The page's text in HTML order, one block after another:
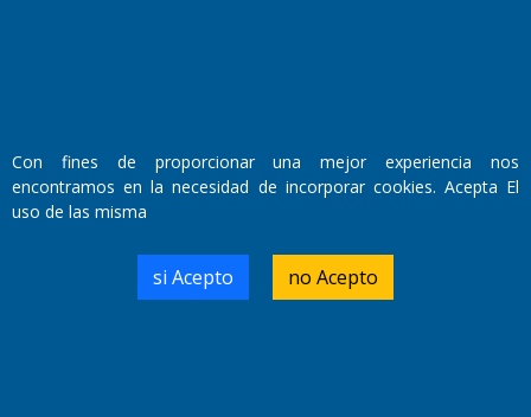
Domicilio Legal: José Ingenieros 855,
Número de Registro DNDA:
RL-2019-55551274-APN-DNDA#MJ
Con fines de proporcionar una mejor experiencia nos
encontramos en la necesidad de incorporar cookies. Acepta El
uso de las misma
si Acepto no Acepto